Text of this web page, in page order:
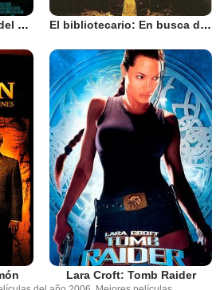
Harry Potter y la Orden del Fénix El bibliotecario: En busca de la lanza perdida
Lara Croft: Tomb Raider